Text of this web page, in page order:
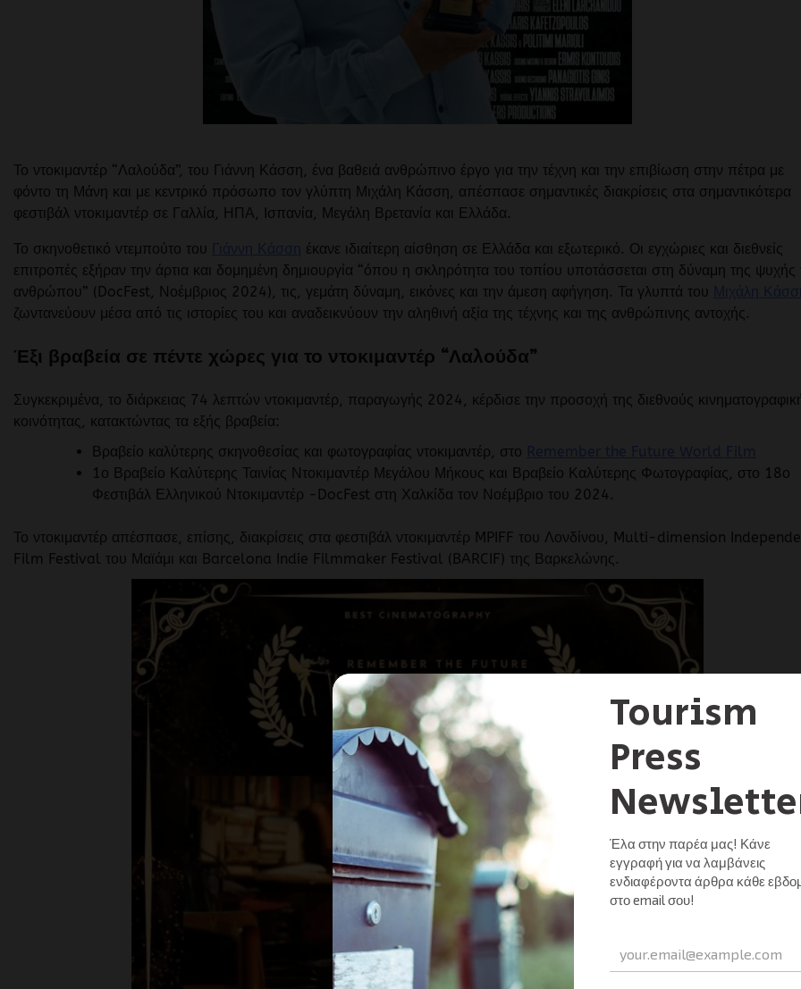
Το ντοκιμαντέρ “Λαλούδα”, του Γιάννη Κάσση, ένα βαθειά ανθρώπινο έργο για την τέχνη και την επιβίωση στην πέτρα με
φόντο τη Μάνη και με κεντρικό πρόσωπο τον γλύπτη Μιχάλη Κάσση, απέσπασε σημαντικές διακρίσεις στα σημαντικότερα
φεστιβάλ ντοκιμαντέρ σε Γαλλία, ΗΠΑ, Ισπανία, Μεγάλη Βρετανία και Ελλάδα.
Το σκηνοθετικό ντεμπούτο του
έκανε ιδιαίτερη αίσθηση σε Ελλάδα και εξωτερικό. Οι εγχώριες και διεθνείς
επιτροπές εξήραν την άρτια και δομημένη δημιουργία “όπου η σκληρότητα του τοπίου υποτάσσεται στη δύναμη της ψυχής
ανθρώπου” (DocFest, Νοέμβριος 2024), τις, γεμάτη δύναμη, εικόνες και την άμεση αφήγηση. Τα γλυπτά του
ζωντανεύουν μέσα από τις ιστορίες του και αναδεικνύουν την αληθινή αξία της τέχνης και της ανθρώπινης αντοχής.
Έξι βραβεία σε πέντε χώρες για το ντοκιμαντέρ “Λαλούδα”
Συγκεκριμένα, το διάρκειας 74 λεπτών ντοκιμαντέρ, παραγωγής 2024, κέρδισε την προσοχή της διεθνούς
κοινότητας, κατακτώντας τα εξής βραβεία:
Βραβείο καλύτερης σκηνοθεσίας και φωτογραφίας ντοκιμαντέρ, στο
1ο Βραβείο Καλύτερης Ταινίας Ντοκιμαντέρ Μεγάλου Μήκους και Βραβείο Καλύτερης Φωτογραφίας, στο 18ο
Φεστιβάλ Ελληνικού Ντοκιμαντέρ -DocFest στη Χαλκίδα τον Νοέμβριο του 2024.
Το ντοκιμαντέρ απέσπασε, επίσης, διακρίσεις στα φεστιβάλ ντοκιμαντέρ MPIFF του Λονδίνου, Multi-dimension
Film Festival του Μαϊάμι και Barcelona Indie Filmmaker Festival (BARCIF) της Βαρκελώνης.